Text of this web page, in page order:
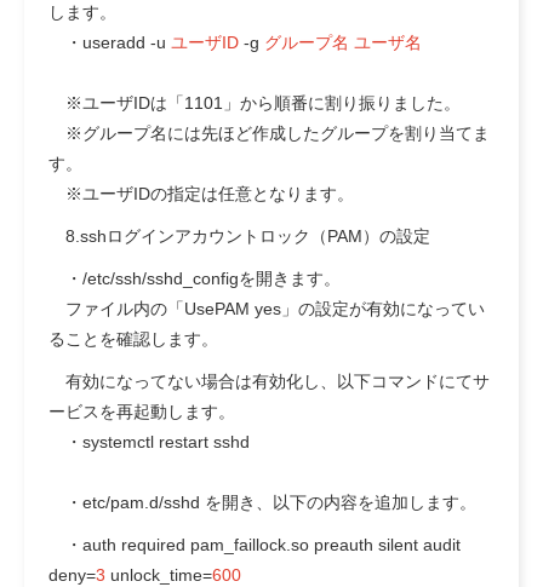
します。
・useradd -u ユーザID -g グループ名 ユーザ名
※ユーザIDは「1101」から順番に割り振りました。
※グループ名には先ほど作成したグループを割り当てま
す。
※ユーザIDの指定は任意となります。
8.sshログインアカウントロック（PAM）の設定
・/etc/ssh/sshd_configを開きます。
ファイル内の「UsePAM yes」の設定が有効になってい
ることを確認します。
有効になってない場合は有効化し、以下コマンドにてサ
ービスを再起動します。
・systemctl restart sshd
・etc/pam.d/sshd を開き、 以下の内容を追加 します。
・auth required pam_faillock.so preauth silent audit
deny=3 unlock_time=600